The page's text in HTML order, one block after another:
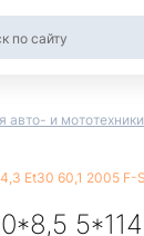
авто- и мототехники
Et30 60,1 2005 F-